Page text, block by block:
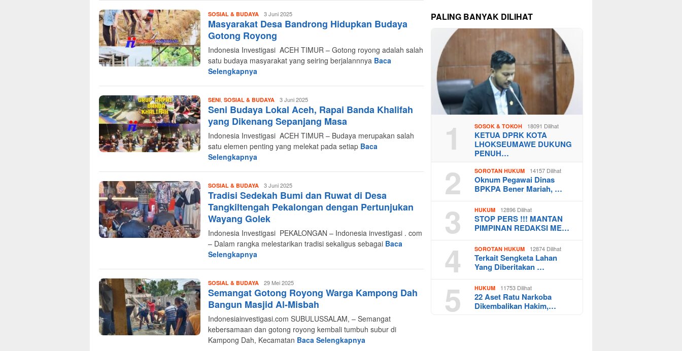
SOSIAL & BUDAYA Redaksi
Indonesia
Investigasi
3 Juni 2025
Masyarakat Desa Bandrong Hidupkan Budaya
Gotong Royong
Indonesia Investigasi ACEH TIMUR – Gotong royong adalah salah
satu budaya masyarakat yang seiring berjalannnya Baca
Selengkapnya
SENI SOSIAL & BUDAYA Redaksi
Indonesia
Investigasi
3 Juni 2025
Seni Budaya Lokal Aceh, Rapai Banda Khalifah
yang Dikenang Sepanjang Masa
Indonesia Investigasi ACEH TIMUR – Budaya merupakan salah
satu elemen penting yang melekat pada setiap Baca
Selengkapnya
SOSIAL & BUDAYA Redaksi
Indonesia
Investigasi
3 Juni 2025
Tradisi Sedekah Bumi dan Ruwat di Desa
Tangkiltengah Pekalongan dengan Pertunjukan
Wayang Golek
Indonesia Investigasi PEKALONGAN – Indonesia investigasi . com
– Dalam rangka melestarikan tradisi sekaligus sebagai Baca
Selengkapnya
SOSIAL & BUDAYA Redaksi
Indonesia
Investigasi
29 Mei 2025
Semangat Gotong Royong Warga Kampong Dah
Bangun Masjid Al-Misbah
Indonesiainvestigasi.com SUBULUSSALAM, – Semangat
kebersamaan dan gotong royong kembali tumbuh subur di
Kampong Dah, Kecamatan Baca Selengkapnya
PALING BANYAK DILIHAT
1 SOSOK & TOKOH 18091 Dilihat
KETUA DPRK KOTA
LHOKSEUMAWE DUKUNG
PENUH…
2 SOROTAN HUKUM 14157 Dilihat
Oknum Pegawai Dinas
BPKPA Bener Mariah, …
3 HUKUM 12896 Dilihat
STOP PERS !!! MANTAN
PIMPINAN REDAKSI ME…
4 SOROTAN HUKUM 12874 Dilihat
Terkait Sengketa Lahan
Yang Diberitakan …
5 HUKUM 11753 Dilihat
22 Aset Ratu Narkoba
Dikembalikan Hakim,…